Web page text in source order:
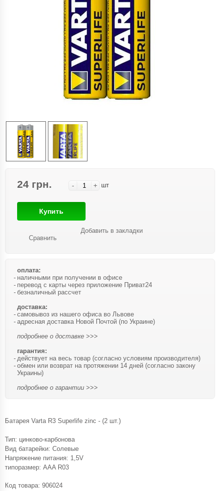
24 грн. - + шт
Купить
Сравнить
Добавить в закладки
оплата:
наличными при получении в офисе
перевод с карты через приложение Приват24
безналичный рассчет
доставка:
самовывоз из нашего офиса во Львове
адресная доставка Новой Почтой (по Украине)
подробнее о доставке >>>
гарантия:
действует на весь товар (согласно условиям производителя)
обмен или возврат на протяжении 14 дней (согласно закону
Украины)
подробнее о гарантии >>>
Батарея Varta R3 Superlife zinc - (2 шт.)
Тип: цинково-карбонова
Вид батарейки: Солевые
Напряжение питания: 1,5V
типоразмер: AAA R03
Код товара: 906024